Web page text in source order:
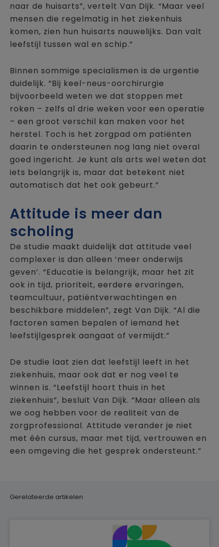
naar de huisarts”, vertelt Van Dijk. “Maar veel
mensen die regelmatig in het ziekenhuis
komen, zien hun huisarts nauwelijks. Dan valt
leefstijl tussen wal en schip.”
Binnen sommige specialismen is de urgentie
duidelijk. “Bij keel-neus-oorchirurgie
bijvoorbeeld weten we dat stoppen met
roken – zelfs al drie weken voor een operatie
– een groot verschil kan maken voor het
herstel. Toch is het zorgpad om patiënten
daarin te ondersteunen nog lang niet overal
goed ingericht. Je kunt als arts wel weten dat
iets belangrijk is, maar dat betekent niet
automatisch dat het ook gebeurt.”
Attitude is meer dan
scholing
De studie maakt duidelijk dat attitude veel
complexer is dan alleen ‘meer onderwijs
geven’. “Educatie is belangrijk, maar het zit
ook in tijd, prioriteit, eerdere ervaringen,
teamcultuur, patiëntverwachtingen en
beschikbare middelen”, zegt Van Dijk. “Al die
factoren samen bepalen of iemand het
leefstijlgesprek aangaat of vermijdt.”
De studie laat zien dat leefstijl leeft in het
ziekenhuis, maar ook dat er nog veel te
winnen is. “Leefstijl hoort thuis in het
ziekenhuis”, besluit Van Dijk. “Maar alleen als
we oog hebben voor de realiteit van de
zorgprofessional. Attitude verander je niet
met één cursus, maar met tijd, vertrouwen en
een omgeving die het gesprek ondersteunt.”
Gerelateerde artikelen